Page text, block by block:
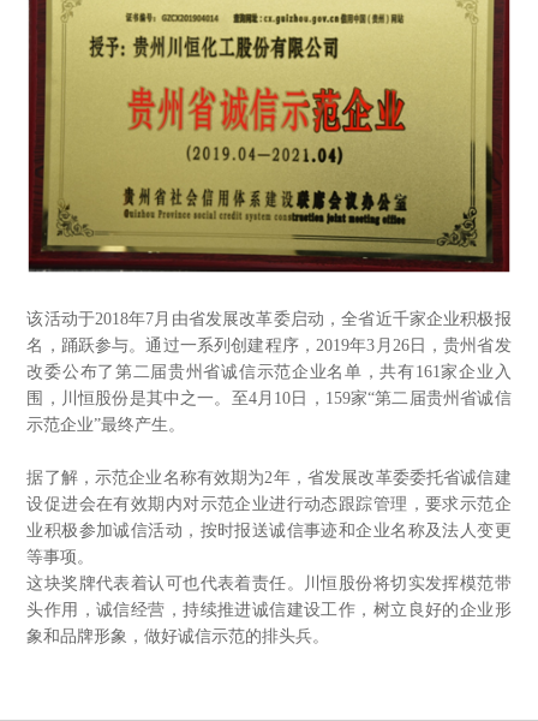
该活动于2018年7月由省发展改革委启动，全省近千家企业积极报
名，踊跃参与。通过一系列创建程序，2019年3月26日，贵州省发
改委公布了第二届贵州省诚信示范企业名单，共有161家企业入
围，川恒股份是其中之一。至4月10日，159家“第二届贵州省诚信
示范企业”最终产生。
据了解，示范企业名称有效期为2年，省发展改革委委托省诚信建
设促进会在有效期内对示范企业进行动态跟踪管理，要求示范企
业积极参加诚信活动，按时报送诚信事迹和企业名称及法人变更
等事项。
这块奖牌代表着认可也代表着责任。川恒股份将切实发挥模范带
头作用，诚信经营，持续推进诚信建设工作，树立良好的企业形
象和品牌形象，做好诚信示范的排头兵。